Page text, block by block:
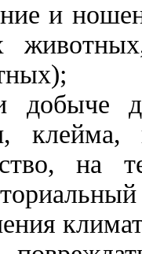
и
добыче
клейма,
на